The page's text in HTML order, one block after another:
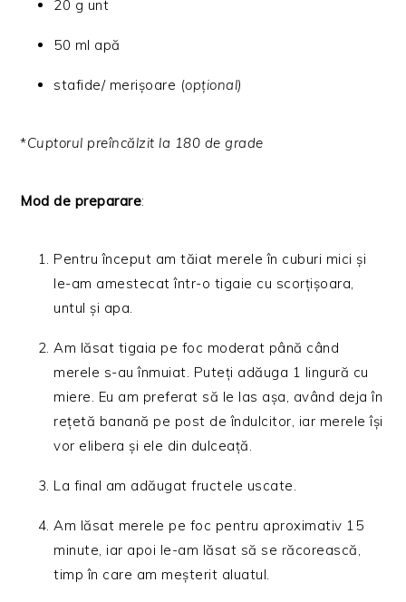
20 g unt
50 ml apă
stafide/ merișoare (opțional)
*Cuptorul preîncălzit la 180 de grade
Mod de preparare:
Pentru început am tăiat merele în cuburi mici și
le-am amestecat într-o tigaie cu scorțișoara,
untul și apa.
Am lăsat tigaia pe foc moderat până când
merele s-au înmuiat. Puteți adăuga 1 lingură cu
miere. Eu am preferat să le las așa, având deja în
rețetă banană pe post de îndulcitor, iar merele își
vor elibera și ele din dulceață.
La final am adăugat fructele uscate.
Am lăsat merele pe foc pentru aproximativ 15
minute, iar apoi le-am lăsat să se răcorească,
timp în care am meșterit aluatul.